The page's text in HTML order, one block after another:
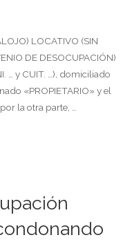
LOCATIVO (SIN
DE DESOCUPACIÓN)
… y CUIT. …), domiciliado
«PROPIETARIO» y el
la otra parte, …